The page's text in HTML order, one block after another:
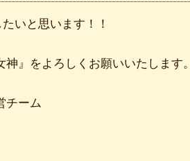
いと思います！！
』をよろしくお願いいたします。
チーム